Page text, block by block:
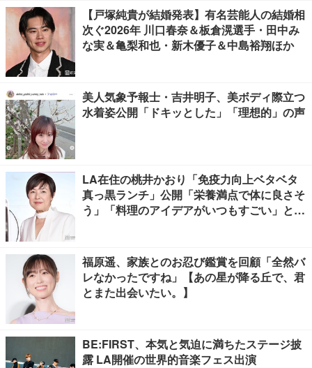
【戸塚純貴が結婚発表】有名芸能人の結婚相
次ぐ2026年 川口春奈＆板倉滉選手・田中み
な実＆亀梨和也・新木優子＆中島裕翔ほか
美人気象予報士・吉井明子、美ボディ際立つ
水着姿公開「ドキッとした」「理想的」の声
LA在住の桃井かおり「免疫力向上ベタベタ
真っ黒ランチ」公開「栄養満点で体に良さそ
う」「料理のアイデアがいつもすごい」と反
福原遥、家族とのお忍び鑑賞を回顧「全然バ
レなかったですね」【あの星が降る丘で、君
とまた出会いたい。】
BE:FIRST、本気と気迫に満ちたステージ披
露 LA開催の世界的音楽フェス出演